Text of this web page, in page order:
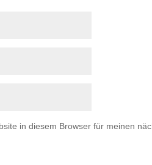
in diesem Browser für meinen